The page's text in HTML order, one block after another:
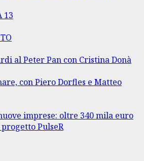
13
al Peter Pan con Cristina Donà
con Piero Dorfles e Matteo
imprese: oltre 340 mila euro
PulseR